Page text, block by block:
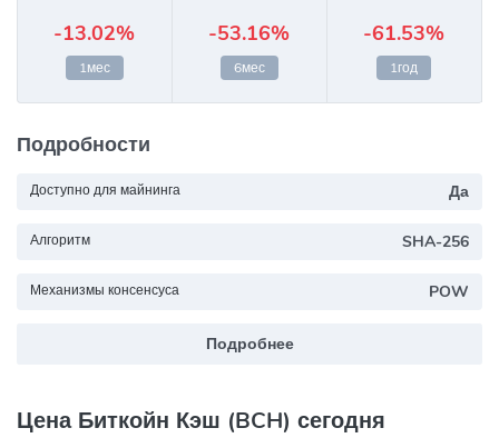
-13.02%
1мес
-53.16%
6мес
-61.53%
1год
Подробности
Доступно для майнинга Да
Алгоритм SHA-256
Механизмы консенсуса POW
Подробнее
Цена Биткойн Кэш (BCH) сегодня